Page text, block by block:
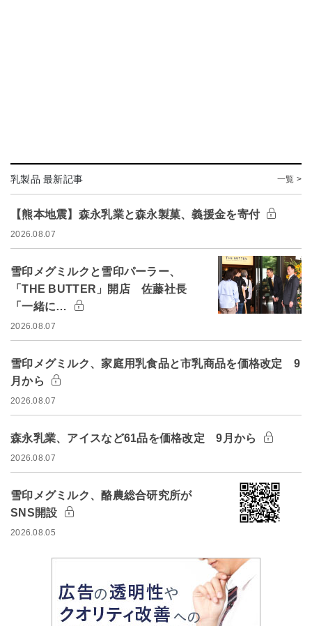
乳製品 最新記事 一覧 >
【熊本地震】森永乳業と森永製菓、義援金を寄付
2026.08.07
雪印メグミルクと雪印パーラー、
「THE BUTTER」開店 佐藤社長
「一緒に…
2026.08.07
雪印メグミルク、家庭用乳食品と市乳商品を価格改定 9
月から
2026.08.07
森永乳業、アイスなど61品を価格改定 9月から
2026.08.07
雪印メグミルク、酪農総合研究所が
SNS開設
2026.08.05